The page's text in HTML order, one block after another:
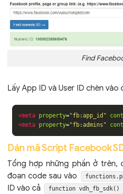
Find
Lấy App ID và User ID chèn vào
<meta property="fb:app_id"
<meta property="fb:admins"
Dán mã Script Facebook
Tổng hợp những phần ở trên,
đoạn code sau vào
ID vào cả
function vdh_fb_sdk()